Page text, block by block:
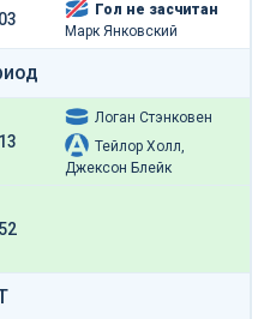
Гол не засчитан
Марк Янковский
Логан Стэнковен
Тейлор Холл,
Джексон Блейк